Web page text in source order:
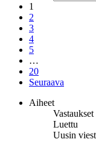
1
2
3
4
5
…
20
Seuraava
Aiheet
Vastaukset
Luettu
Uusin